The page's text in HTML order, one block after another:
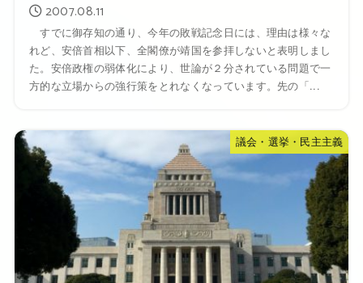
2007.08.11
すでに御存知の通り、今年の敗戦記念日には、理由は様々な
れど、安倍首相以下、全閣僚が靖国を参拝しないと表明しまし
た。安倍政権の弱体化により、世論が２分されている問題で一
方的な立場からの強行策をとれなくなっています。先の「...
議会・選挙・民主主義